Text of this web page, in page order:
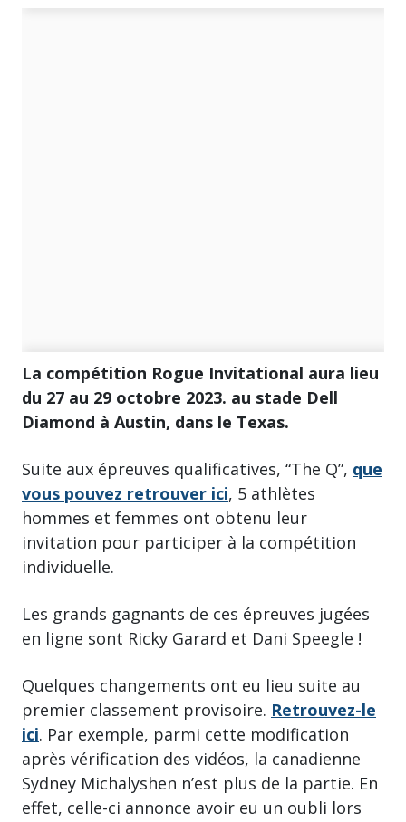
La compétition Rogue Invitational aura lieu
du 27 au 29 octobre 2023. au stade Dell
Diamond à Austin, dans le Texas.
Suite aux épreuves qualificatives, “The Q”, que
vous pouvez retrouver ici, 5 athlètes
hommes et femmes ont obtenu leur
invitation pour participer à la compétition
individuelle.
Les grands gagnants de ces épreuves jugées
en ligne sont Ricky Garard et Dani Speegle !
Quelques changements ont eu lieu suite au
premier classement provisoire. Retrouvez-le
ici. Par exemple, parmi cette modification
après vérification des vidéos, la canadienne
Sydney Michalyshen n’est plus de la partie. En
effet, celle-ci annonce avoir eu un oubli lors